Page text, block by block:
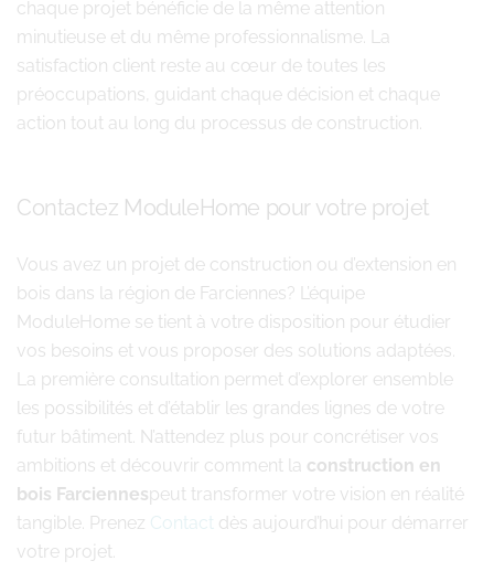
chaque projet bénéficie de la même attention
minutieuse et du même professionnalisme. La
satisfaction client reste au cœur de toutes les
préoccupations, guidant chaque décision et chaque
action tout au long du processus de construction.
Contactez ModuleHome pour votre projet
Vous avez un projet de construction ou d’extension en
bois dans la région de Farciennes? L’équipe
ModuleHome se tient à votre disposition pour étudier
vos besoins et vous proposer des solutions adaptées.
La première consultation permet d’explorer ensemble
les possibilités et d’établir les grandes lignes de votre
futur bâtiment. N’attendez plus pour concrétiser vos
ambitions et découvrir comment la construction en
bois Farciennespeut transformer votre vision en réalité
tangible. Prenez Contact dès aujourd’hui pour démarrer
votre projet.